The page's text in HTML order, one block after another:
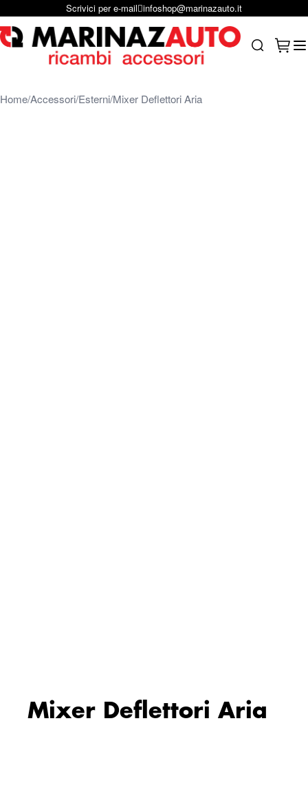
Salta al contenutoScrivici per e-mail infoshop@marinazauto.it
HomeAccessori Esterni Mixer Deflettori Aria
Mixer Deflettori Aria